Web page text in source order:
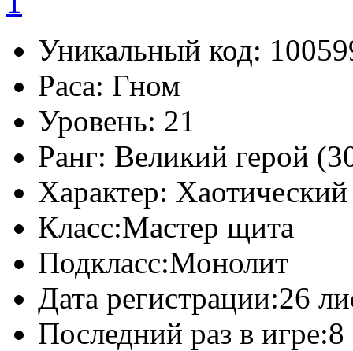
Уникальный код:
Раса: Гном
Уровень: 21
Ранг: Великий герой
Характер:
Класс:Мастер щита
Подкласс:Монолит
Дата регистрации:26
Последний раз в игре:8